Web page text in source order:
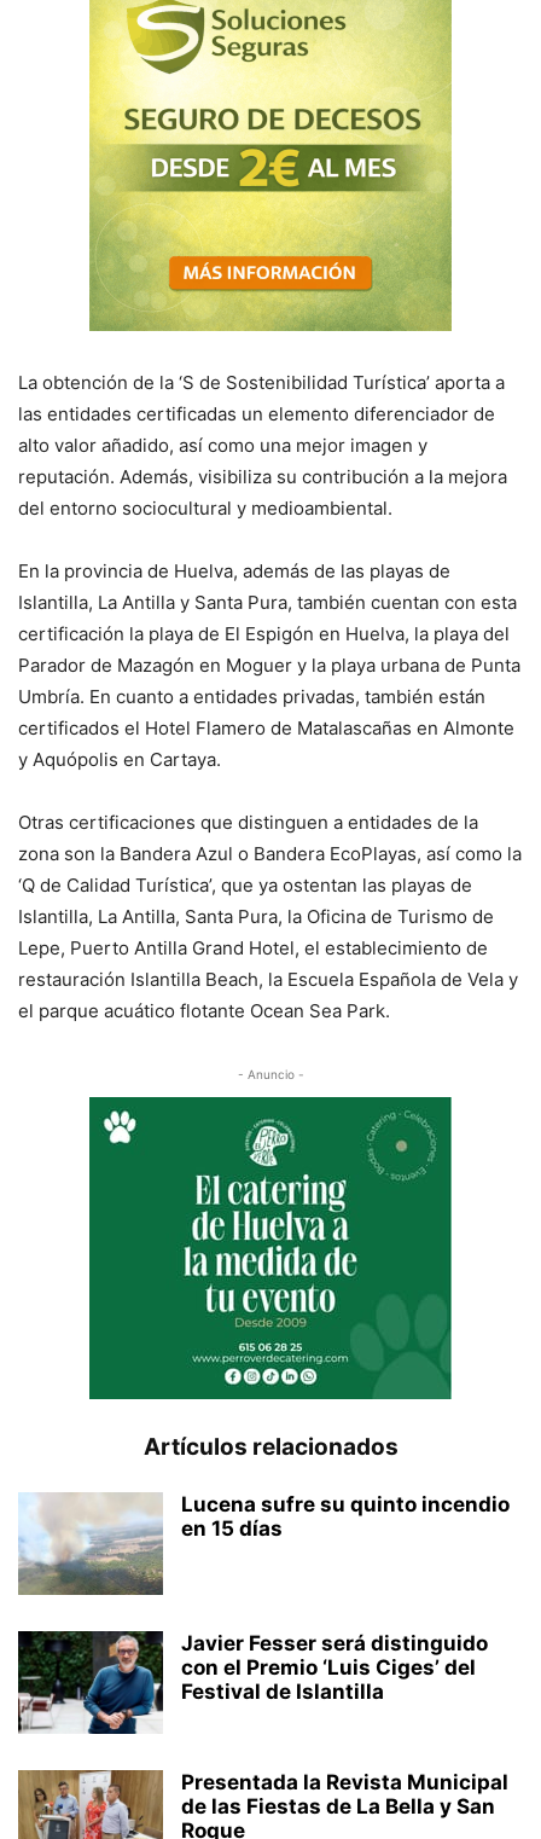
La obtención de la ‘S de Sostenibilidad Turística’ aporta a
las entidades certificadas un elemento diferenciador de
alto valor añadido, así como una mejor imagen y
reputación. Además, visibiliza su contribución a la mejora
del entorno sociocultural y medioambiental.
En la provincia de Huelva, además de las playas de
Islantilla, La Antilla y Santa Pura, también cuentan con esta
certificación la playa de El Espigón en Huelva, la playa del
Parador de Mazagón en Moguer y la playa urbana de Punta
Umbría. En cuanto a entidades privadas, también están
certificados el Hotel Flamero de Matalascañas en Almonte
y Aquópolis en Cartaya.
Otras certificaciones que distinguen a entidades de la
zona son la Bandera Azul o Bandera EcoPlayas, así como la
‘Q de Calidad Turística’, que ya ostentan las playas de
Islantilla, La Antilla, Santa Pura, la Oficina de Turismo de
Lepe, Puerto Antilla Grand Hotel, el establecimiento de
restauración Islantilla Beach, la Escuela Española de Vela y
el parque acuático flotante Ocean Sea Park.
- Anuncio -
Artículos relacionados
Lucena sufre su quinto incendio
en 15 días
Javier Fesser será distinguido
con el Premio ‘Luis Ciges’ del
Festival de Islantilla
Presentada la Revista Municipal
de las Fiestas de La Bella y San
Roque